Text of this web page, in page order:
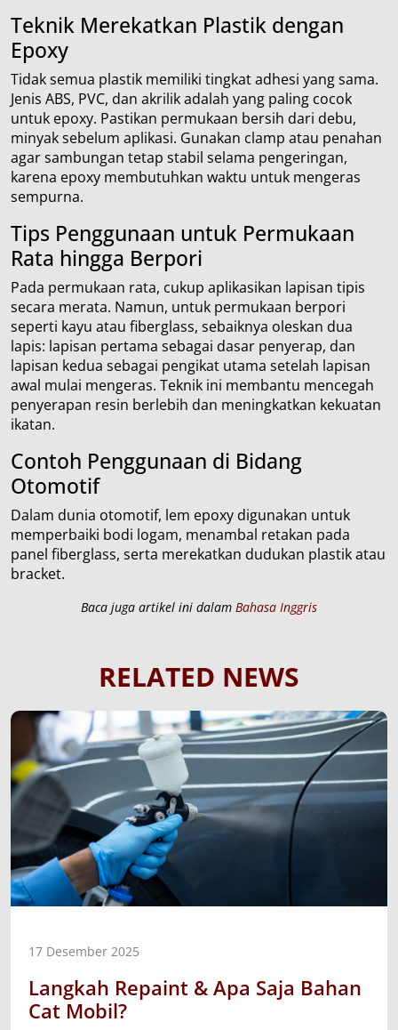
Teknik Merekatkan Plastik dengan
Epoxy
Tidak semua plastik memiliki tingkat adhesi yang sama.
Jenis ABS, PVC, dan akrilik adalah yang paling cocok
untuk epoxy. Pastikan permukaan bersih dari debu,
minyak sebelum aplikasi. Gunakan clamp atau penahan
agar sambungan tetap stabil selama pengeringan,
karena epoxy membutuhkan waktu untuk mengeras
sempurna.
Tips Penggunaan untuk Permukaan
Rata hingga Berpori
Pada permukaan rata, cukup aplikasikan lapisan tipis
secara merata. Namun, untuk permukaan berpori
seperti kayu atau fiberglass, sebaiknya oleskan dua
lapis: lapisan pertama sebagai dasar penyerap, dan
lapisan kedua sebagai pengikat utama setelah lapisan
awal mulai mengeras. Teknik ini membantu mencegah
penyerapan resin berlebih dan meningkatkan kekuatan
ikatan.
Contoh Penggunaan di Bidang
Otomotif
Dalam dunia otomotif, lem epoxy digunakan untuk
memperbaiki bodi logam, menambal retakan pada
panel fiberglass, serta merekatkan dudukan plastik atau
bracket.
Baca juga artikel ini dalam Bahasa Inggris
RELATED NEWS
17 Desember 2025
Langkah Repaint & Apa Saja Bahan
Cat Mobil?